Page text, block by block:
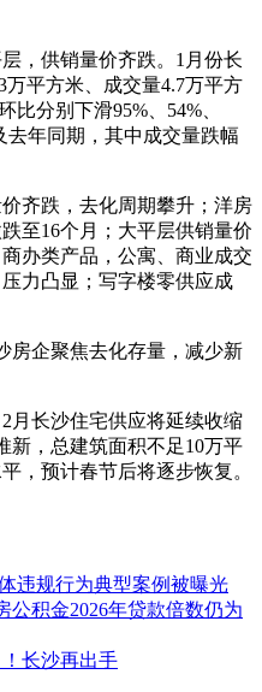
供销量价齐跌。1月份长
平方米、成交量4.7万平方
比分别下滑95%、54%、
去年同期，其中成交量跌幅
跌，去化周期攀升；洋房
至16个月；大平层供销量价
办类产品，公寓、商业成交
力凸显；写字楼零供应成
企聚焦去化存量，减少新
长沙住宅供应将延续收缩
新，总建筑面积不足10万平
，预计春节后将逐步恢复。
违规行为典型案例被曝光
公积金2026年贷款倍数仍为
长沙再出手